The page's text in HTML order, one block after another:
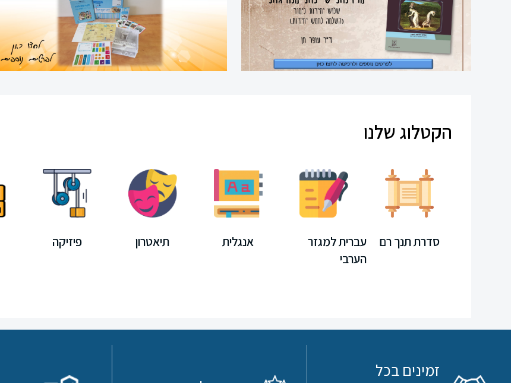
מחשב
ספרי
לימוד
תורה
הקטלוג שלנו
פיזיקה תיאטרון אנגלית
עברית למגזר
הערבי
סדרת תנך רם
זמינים בכל